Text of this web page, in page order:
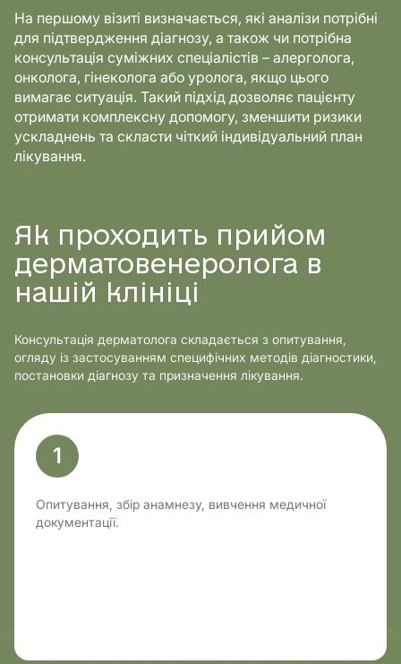
На першому візиті визначається, які аналізи потрібні
для підтвердження діагнозу, а також чи потрібна
консультація суміжних спеціалістів – алерголога,
онколога, гінеколога або уролога, якщо цього
вимагає ситуація. Такий підхід дозволяє пацієнту
отримати комплексну допомогу, зменшити ризики
ускладнень та скласти чіткий індивідуальний план
лікування.
Як проходить прийом
дерматовенеролога в
нашій клініці
Консультація дерматолога складається з опитування,
огляду із застосуванням специфічних методів діагностики,
постановки діагнозу та призначення лікування.
1
Опитування, збір анамнезу, вивчення медичної
документації.